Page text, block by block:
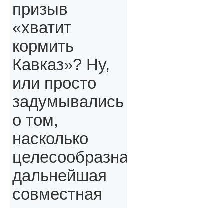
призыв
«хватит
кормить
Кавказ»? Ну,
или просто
задумывались
о том,
насколько
целесообразна
дальнейшая
совместная